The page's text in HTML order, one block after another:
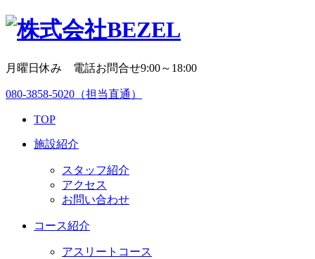
月曜日休み 電話お問合せ9:00～18:00
080-3858-5020 （担当直通）
TOP
施設紹介
スタッフ紹介
アクセス
お問い合わせ
コース紹介
アスリートコース